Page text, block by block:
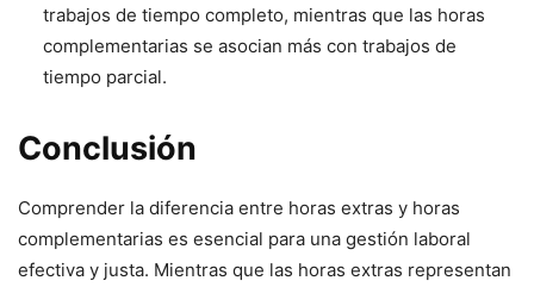
trabajos de tiempo completo, mientras que las horas
complementarias se asocian más con trabajos de
tiempo parcial.
Conclusión
Comprender la diferencia entre horas extras y horas
complementarias es esencial para una gestión laboral
efectiva y justa. Mientras que las horas extras representan